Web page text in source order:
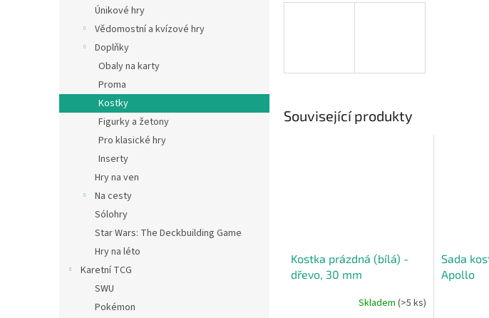
Únikové hry
Vědomostní a kvízové hry
Doplňky
Obaly na karty
Proma
Kostky
Figurky a žetony
Pro klasické hry
Inserty
Hry na ven
Na cesty
Sólohry
Star Wars: The Deckbuilding Game
Hry na léto
Karetní TCG
SWU
Pokémon
Související produkty
Kostka prázdná (bílá) -
dřevo, 30 mm
Skladem (>5 ks)
Sada
Apollo